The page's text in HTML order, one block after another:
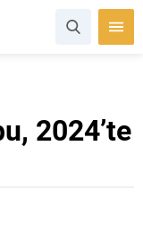
2024’te